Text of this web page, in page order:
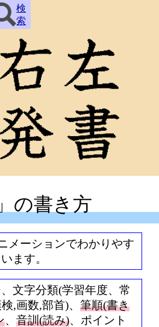
検
索
の書き方
メーションでわかりやす
ます。
文字分類(学習年度、常
,画数,部首)、 筆順(書き
、 音訓(読み)、ポイント